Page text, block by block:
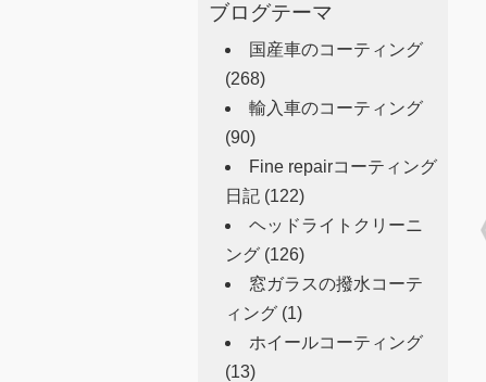
ブログテーマ
国産車のコーティング
(268)
輸入車のコーティング
(90)
Fine repairコーティング
日記 (122)
ヘッドライトクリーニ
ング (126)
窓ガラスの撥水コーテ
ィング (1)
ホイールコーティング
(13)